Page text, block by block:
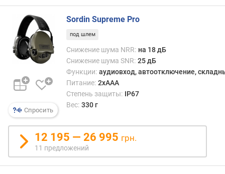
Спросить
Sordin Supreme Pro
под шлем
Снижение шума NRR: на 18 дБ
Снижение шума SNR: 25 дБ
Функции: аудиовход, автоотключение,
Питание: 2xAAA
Степень защиты: IP67
Вес: 330 г
12 195 — 26 995 грн.
11 предложений